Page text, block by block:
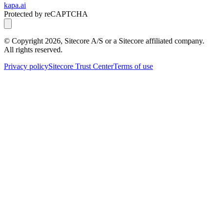
kapa.ai
Protected by reCAPTCHA
© Copyright 2026, Sitecore A/S or a Sitecore affiliated company.
All rights reserved.
Privacy policySitecore Trust CenterTerms of use